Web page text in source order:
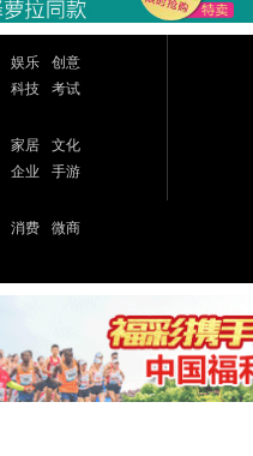
娱乐
创意
科技
考试
家居
文化
企业
手游
消费 微商